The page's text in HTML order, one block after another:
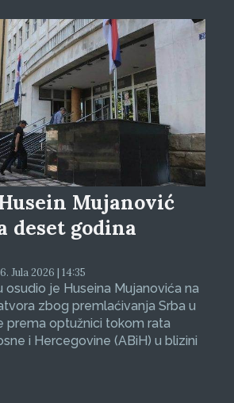
Mujanović
deset godina
Jula 2026 | 14:35
osudio je Huseina Mujanovića na
zbog premlaćivanja Srba u
prema optužnici tokom rata
i Hercegovine (ABiH) u blizini